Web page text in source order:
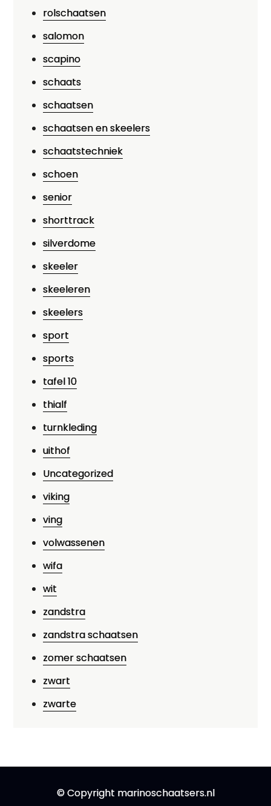
rolschaatsen
salomon
scapino
schaats
schaatsen
schaatsen en skeelers
schaatstechniek
schoen
senior
shorttrack
silverdome
skeeler
skeeleren
skeelers
sport
sports
tafel 10
thialf
turnkleding
uithof
Uncategorized
viking
ving
volwassenen
wifa
wit
zandstra
zandstra schaatsen
zomer schaatsen
zwart
zwarte
© Copyright marinoschaatsers.nl